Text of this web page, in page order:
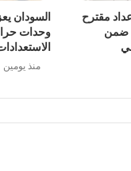
لدعم إعادة إعمار
مقترح
ضمن
السودان
وحدات
منذ يومين